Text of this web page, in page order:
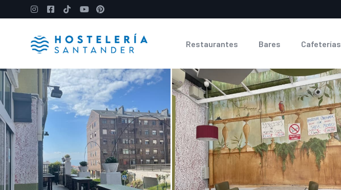
Restaurantes Bares Cafeterías